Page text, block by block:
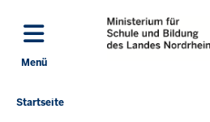
Direkt zum
Menü
Sie
Startseite